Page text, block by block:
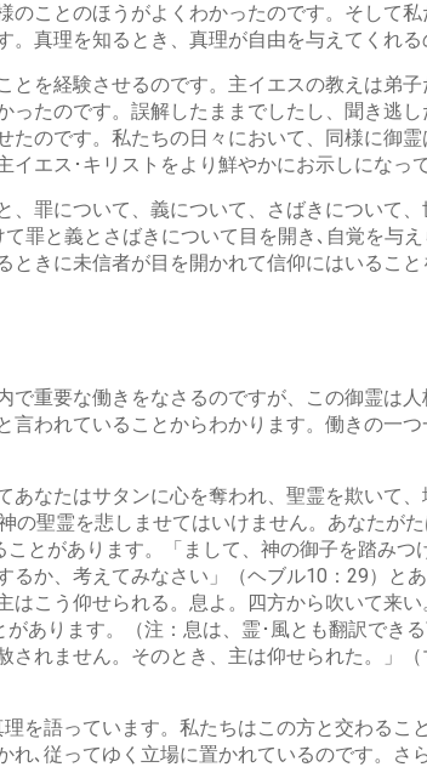
ことのほうがよくわかったのです。そして
真理を知るとき、真理が自由を与えてくれる
を経験させるのです。主イエスの教えは弟
たのです。誤解したままでしたし、聞き逃
のです。私たちの日々において、同様に御
エス･キリストをより鮮やかにお示しになっ
罪について、義について、さばきについて
罪と義とさばきについて目を開き､自覚を与
きに未信者が目を開かれて信仰にはいること
重要な働きをなさるのですが、この御霊は
われていることからわかります。働きの一
なたはサタンに心を奪われ、聖霊を欺いて
聖霊を悲しませてはいけません。あなたが
とがあります。「まして、神の御子を踏みつ
か、考えてみなさい」（ヘブル10：29）と
こう仰せられる。息よ。四方から吹いて来
あります。（注：息は、霊･風とも翻訳でき
れません。そのとき、主は仰せられた。」
を語っています。私たちはこの方と交わるこ
､従ってゆく立場に置かれているのです。さ